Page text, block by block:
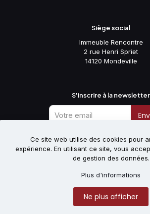
Siège social
Immeuble Rencontre
2 rue Henri Spriet
14120 Mondeville
S'inscrire à la newsletter
Suivez-nous
Site réalisé par la sociétéAllnet.
Mentions Légales
Ce site web utilise des cookies pour
expérience. En utilisant ce site, vous
de gestion des données.
Plus d'informations
Ne plus afficher